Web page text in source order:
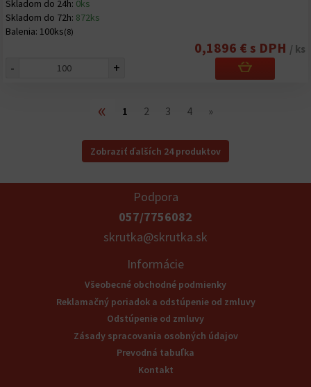
Skladom do 24h: 0ks
Skladom do 72h: 872ks
Balenia: 100ks(8)
0,1896 € s DPH / ks
- +
« 1 2 3 4 »
Zobraziť ďalších 24 produktov
Podpora
057/7756082
skrutka@skrutka.sk
Informácie
Všeobecné obchodné podmienky
Reklamačný poriadok a odstúpenie od zmluvy
Odstúpenie od zmluvy
Zásady spracovania osobných údajov
Prevodná tabuľka
Kontakt